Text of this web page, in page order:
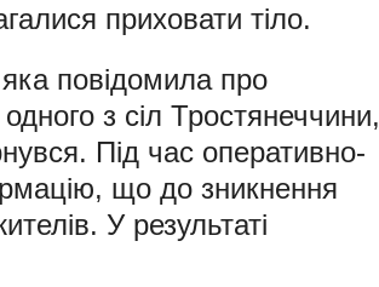
приховати тіло.
яка повідомила про
з сіл Тростянеччини,
Під час оперативно-
що до зникнення
У результаті